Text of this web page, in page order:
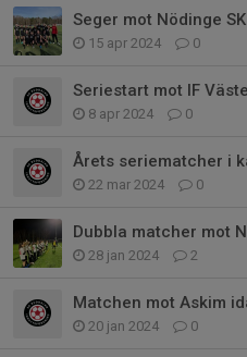
Seger mot Nödinge SK
15 apr 2024 0
Seriestart mot IF
8 apr 2024 0
22 mar 2024 0
Dubbla matcher mot
28 jan 2024 2
Matchen mot Askim
20 jan 2024 0